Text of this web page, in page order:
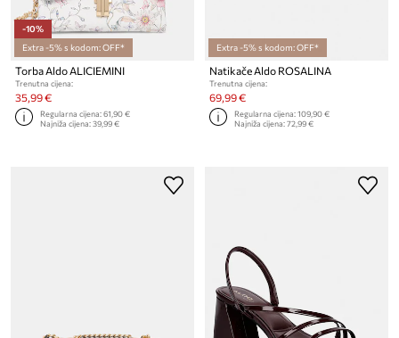
-10%
Extra -5% s kodom: OFF*
Torba Aldo ALICIEMINI
Trenutna cijena:
35,99 €
Regularna cijena:61,90 €
Najniža cijena:39,99 €
Extra -5% s kodom: OFF*
Natikače Aldo ROSALINA
Trenutna cijena:
69,99 €
Regularna cijena:109,90 €
Najniža cijena:72,99 €